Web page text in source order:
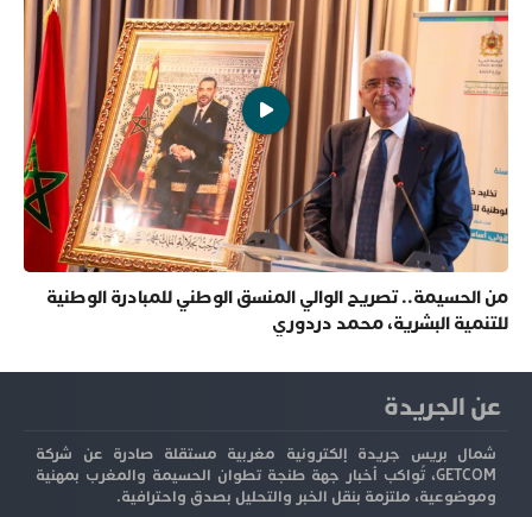
من الحسيمة.. تصريح الوالي المنسق الوطني للمبادرة الوطنية
للتنمية البشرية، محمد دردوري
عن الجريدة
شمال بريس جريدة إلكترونية مغربية مستقلة صادرة عن شركة
GETCOM، تُواكب أخبار جهة طنجة تطوان الحسيمة والمغرب بمهنية
وموضوعية، ملتزمة بنقل الخبر والتحليل بصدق واحترافية.